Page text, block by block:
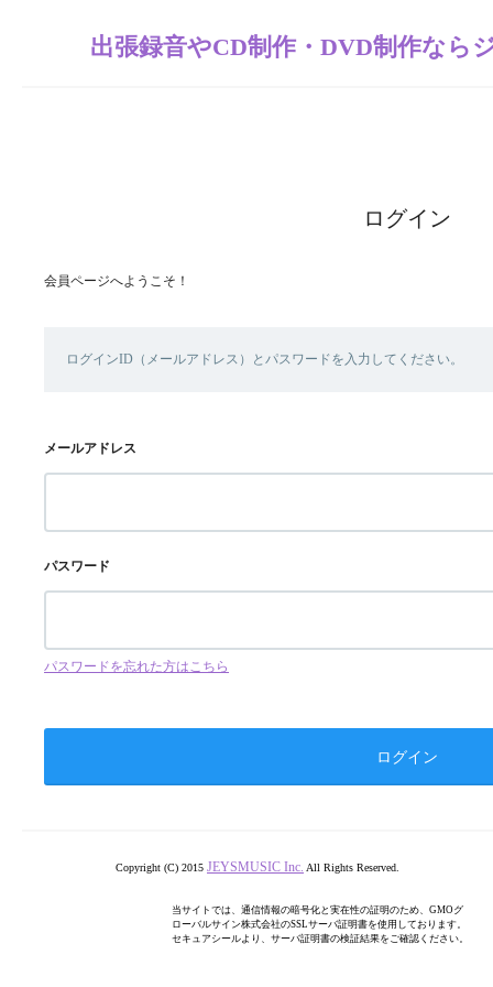
出張録音やCD制作・DVD制作なら
ログイン
会員ページへようこそ！
ログインID（メールアドレス）とパスワードを入力してください。
メールアドレス
パスワード
パスワードを忘れた方はこちら
Copyright (C) 2015 JEYSMUSIC Inc. All Rights Reserved.
当サイトでは、通信情報の暗号化と実在性の証明のため、GMOグ
ローバルサイン株式会社のSSLサーバ証明書を使用しております。
セキュアシールより、サーバ証明書の検証結果をご確認ください。